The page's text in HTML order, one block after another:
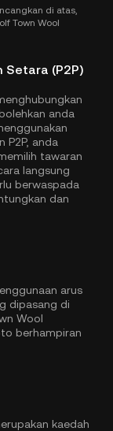
di atas,
Town Wool
Setara (P2P)
anda
P2P, anda
tawaran
langsung
berwaspada
dan
arus
dipasang di
Wool
berhampiran
kaedah